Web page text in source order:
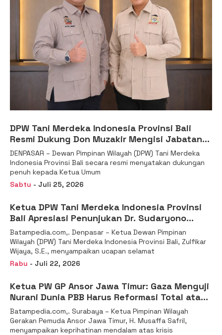
DPW Tani Merdeka Indonesia Provinsi Bali
Resmi Dukung Don Muzakir Mengisi Jabatan
Wakil Menteri Pertanian RI
DENPASAR – Dewan Pimpinan Wilayah (DPW) Tani Merdeka
Indonesia Provinsi Bali secara resmi menyatakan dukungan
penuh kepada Ketua Umum
Sabtu - Juli 25, 2026
Ketua DPW Tani Merdeka Indonesia Provinsi
Bali Apresiasi Penunjukan Dr. Sudaryono
sebagai Kepala Badan Gizi Nasional
Batampedia.com,. Denpasar – Ketua Dewan Pimpinan
Wilayah (DPW) Tani Merdeka Indonesia Provinsi Bali, Zulfikar
Wijaya, S.E., menyampaikan ucapan selamat
Rabu - Juli 22, 2026
Ketua PW GP Ansor Jawa Timur: Gaza Menguji
Nurani Dunia PBB Harus Reformasi Total atau
Kehilangan Legitimasi
Batampedia.com,. Surabaya – Ketua Pimpinan Wilayah
Gerakan Pemuda Ansor Jawa Timur, H. Musaffa Safril,
menyampaikan keprihatinan mendalam atas krisis